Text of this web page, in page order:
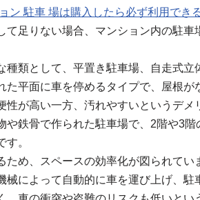
ン 駐車 場は購入したら必ず利用でき
て足りない場合、マンション内の駐
種類として、平置き駐車場、自走式立
た平面に車を停めるタイプで、屋根が
性が高い一方、汚れやすいというデメ
や鉄骨で作られた駐車場で、2階や3
。
め、スペースの効率化が図られてい
械によって自動的に車を運び上げ、駐